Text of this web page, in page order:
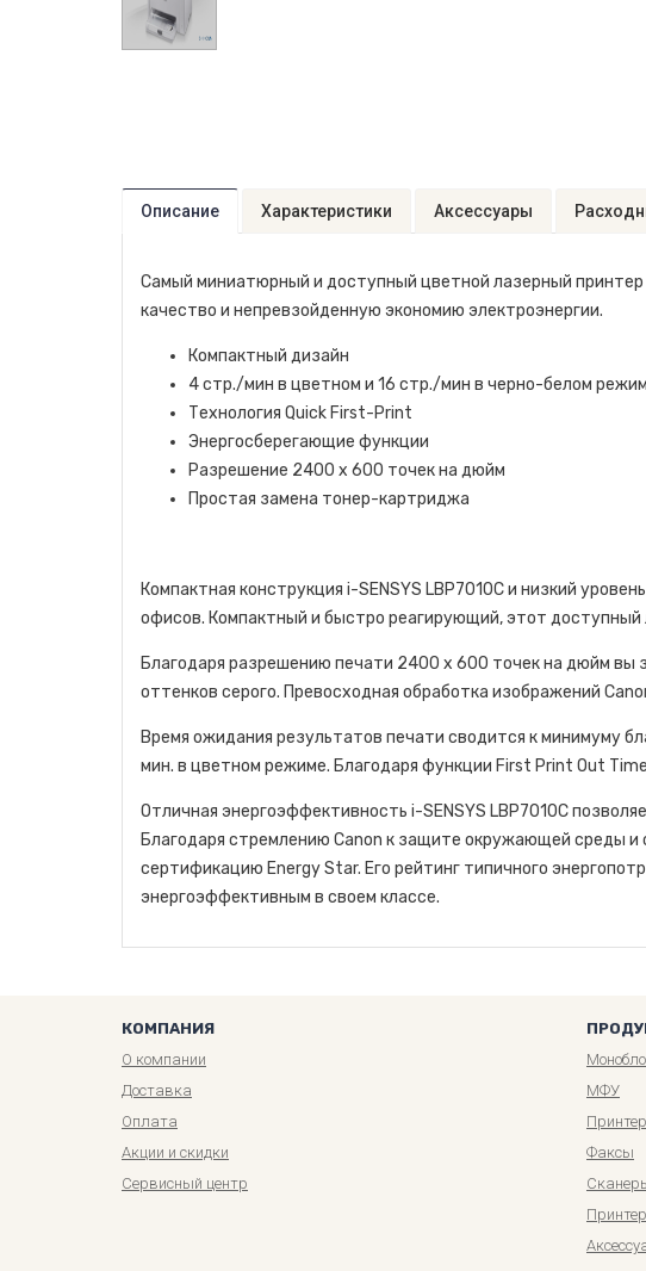
Описание Характеристики Аксессуары
Самый миниатюрный и доступный цветной лазерный
качество и непревзойденную экономию электроэнергии.
Компактный дизайн
4 стр./мин в цветном и 16 стр./мин в черно-белом
Технология Quick First-Print
Энергосберегающие функции
Разрешение 2400 x 600 точек на дюйм
Простая замена тонер-картриджа
Компактная конструкция i-SENSYS LBP7010C и низкий
офисов. Компактный и быстро реагирующий, этот
Благодаря разрешению печати 2400 x 600 точек на дюйм вы
оттенков серого. Превосходная обработка изображений
Время ожидания результатов печати сводится к минимуму
мин. в цветном режиме. Благодаря функции First Print Out
Отличная энергоэффективность i-SENSYS LBP7010C
Благодаря стремлению Canon к защите окружающей среды
сертификацию Energy Star. Его рейтинг типичного
энергоэффективным в своем классе.
КОМПАНИЯ
О компании
Доставка
Оплата
Акции и скидки
Сервисный центр
МФУ
Факсы